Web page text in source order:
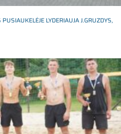
LYDERIAUJA J.GRUZDYS,